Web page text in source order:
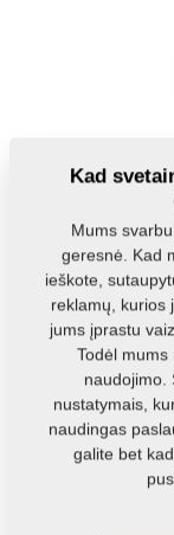
Produkto
Kad
Mums
geresnė. Kad
ieškote,
reklamų, kurios
jums įprastu
Todėl mums
naudojimo.
nustatymais,
naudingas
galite bet